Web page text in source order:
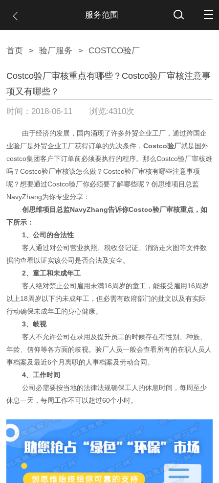
服务范围
首页 > 验厂服务 > COSTCO验厂
Costco验厂审核重点有哪些？Costco验厂审核注意事
项又有哪些？
时间：2018-06-11 浏览:4310次
由于经济的发展，国内涌现了许多外贸企业工厂，通过跨国企
业验厂是外贸企业工厂获得订单的先决条件，Costco验厂就是国外
costco集团客户下订单前必须要执行的程序。那么Costco验厂审核难
吗？Costco验厂审核该怎么做？Costco验厂审核有哪些注意事项
呢？想要通过Costco验厂你必须要了解哪些呢？创思维项目总监
NavyZhang为你专业分享：
创思维项目总监NavyZhang告诉你Costco验厂审核重点，如
下所示：
1、公司的合法性
客人通过对公司营业执照、税收登记证、消防走火图等文件数
据的查看以证实该公司是否合法及安全。
2、童工和未成年工
客人绝对禁止公司雇用未满16周岁的童工，能接受雇用16周岁
以上18周岁以下的未成年工，但必需有政府部门的批文以及有实际
行动确保未成年工的身心健康。
3、岐视
客人不允许公司在录用及提升员工的时候存在有性别、种族、
年龄、信仰等各方面的岐视。验厂人员一般会查看所有的在职人员人
事档案及最近6个月离职的人事档案及劳动合同。
4、工作时间
公司必需要按当地的法律法规确保工人的休息时间，每周至少
休息一天，每周工作不可以超过60个小时。